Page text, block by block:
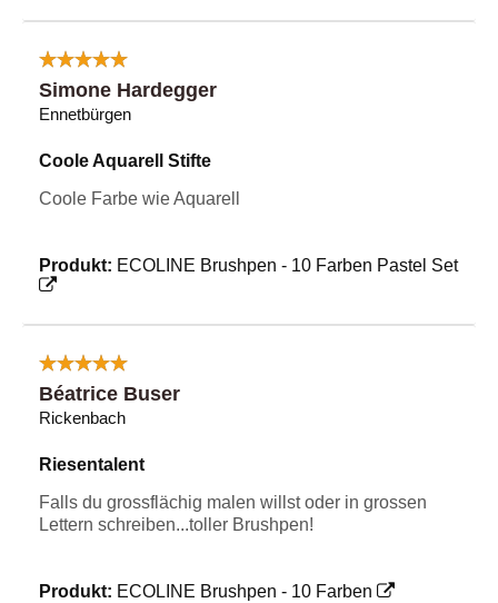
Simone Hardegger
Ennetbürgen
Coole Aquarell Stifte
Coole Farbe wie Aquarell
Produkt: ECOLINE Brushpen - 10 Farben Pastel Set
Béatrice Buser
Rickenbach
Riesentalent
Falls du grossflächig malen willst oder in grossen
Lettern schreiben...toller Brushpen!
Produkt: ECOLINE Brushpen - 10 Farben